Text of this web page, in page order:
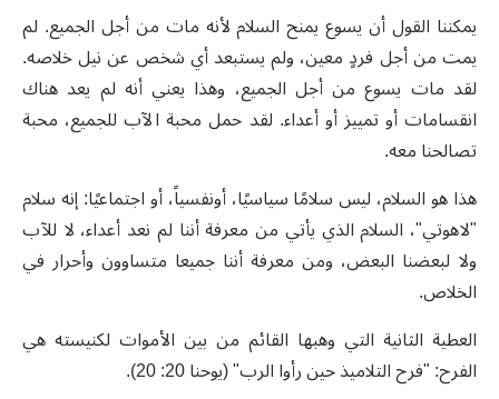
يمكننا القول أن يسوع يمنح السلام لأنه مات من أجل الجميع. لم
يمت من أجل فردٍ معين، ولم يستبعد أي شخص عن نيل خلاصه.
لقد مات يسوع من أجل الجميع، وهذا يعني أنه لم يعد هناك
انقسامات أو تمييز أو أعداء. لقد حمل محبة الآب للجميع، محبة
تصالحنا معه.
هذا هو السلام، ليس سلامًا سياسيًا، أونفسياً، أو اجتماعيًا: إنه سلام
"لاهوتي"، السلام الذي يأتي من معرفة أننا لم نعد أعداء، لا للآب
ولا لبعضنا البعض، ومن معرفة أننا جميعا متساوون وأحرار في
الخلاص.
العطية الثانية التي وهبها القائم من بين الأموات لكنيسته هي
الفرح: "فرح التلاميذ حين رأوا الرب" (يوحنا 20: 20).